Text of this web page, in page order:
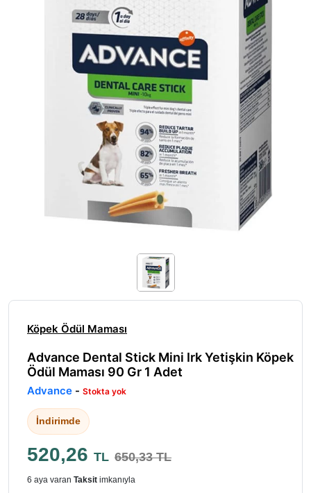
Köpek Ödül Maması
Advance Dental Stick Mini Irk Yetişkin Köpek
Ödül Maması 90 Gr 1 Adet
Advance - Stokta yok
İndirimde
520,26 TL 650,33 TL
6 aya varan Taksit imkanıyla